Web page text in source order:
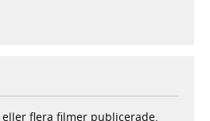
flera filmer publicerade.